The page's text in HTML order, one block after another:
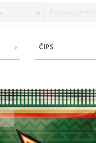
ČIPS